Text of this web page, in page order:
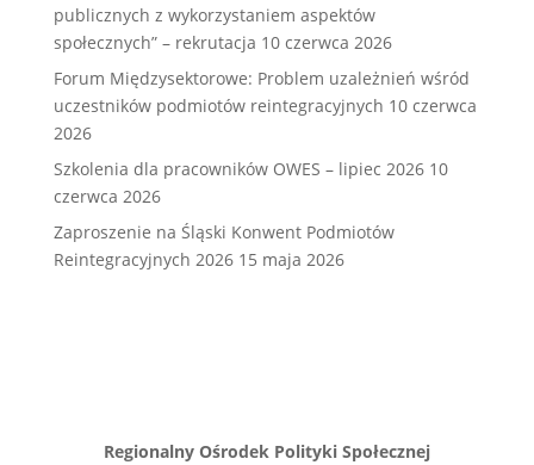
publicznych z wykorzystaniem aspektów
społecznych” – rekrutacja 10 czerwca 2026
Forum Międzysektorowe: Problem uzależnień wśród
uczestników podmiotów reintegracyjnych 10 czerwca
2026
Szkolenia dla pracowników OWES – lipiec 2026 10
czerwca 2026
Zaproszenie na Śląski Konwent Podmiotów
Reintegracyjnych 2026 15 maja 2026
Regionalny Ośrodek Polityki Społecznej